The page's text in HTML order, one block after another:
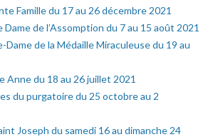
Famille du 17 au 26 décembre 2021
de l’Assomption du 7 au 15 août 2021
Dame de la Médaille Miraculeuse du 19 au
Anne du 18 au 26 juillet 2021
du purgatoire du 25 octobre au 2
Joseph du samedi 16 au dimanche 24